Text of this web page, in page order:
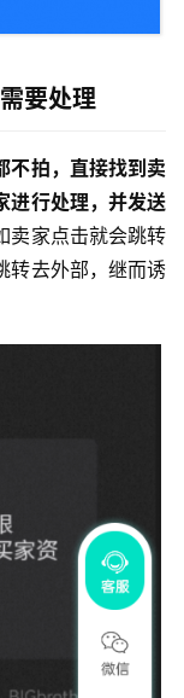
要处理
不拍，直接找到卖
进行处理，并发送
卖家点击就会跳转
转去外部，继而诱